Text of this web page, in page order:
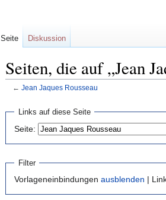
Seiten, die auf „Jean
← Jean Jaques Rousseau
Navigation
springen
springen
Links auf diese Seite
Seite:
Filter
Vorlageneinbindungen ausblenden |
Seite Diskussion